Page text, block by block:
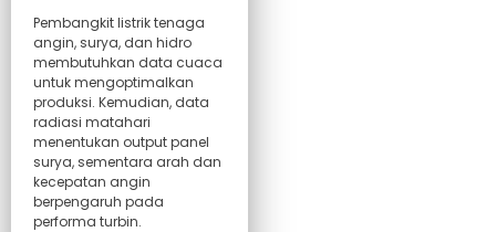
Pembangkit listrik tenaga
angin, surya, dan hidro
membutuhkan data cuaca
untuk mengoptimalkan
produksi. Kemudian, data
radiasi matahari
menentukan output panel
surya, sementara arah dan
kecepatan angin
berpengaruh pada
performa turbin.